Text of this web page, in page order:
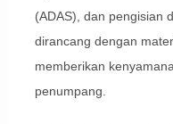
(ADAS), dan pengisian
dirancang dengan
memberikan
penumpang.